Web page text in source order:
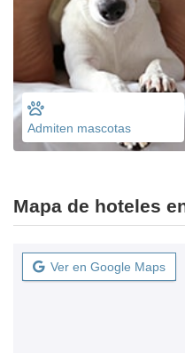
Admiten mascotas
Mapa de hoteles
Ver en Google Maps